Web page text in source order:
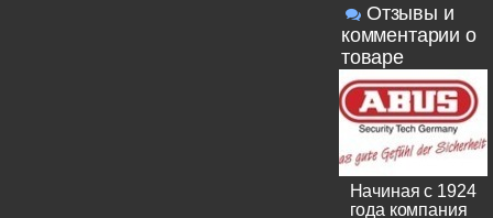
Отзывы и
комментарии о
товаре
Начиная с 1924
года компания